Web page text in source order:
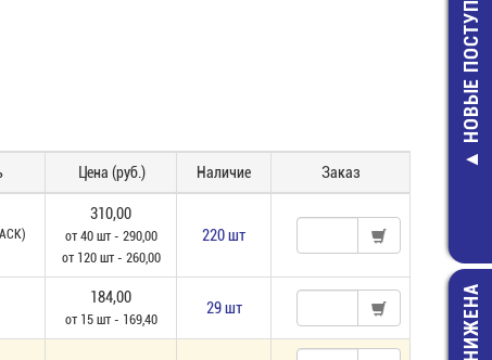
S1014,
ВПБ6-
Цена (руб.) Наличие Заказ
310,00
от 40 шт - 290,00
от 120 шт - 260,00
220 шт
184,00
от 15 шт - 169,40
29 шт